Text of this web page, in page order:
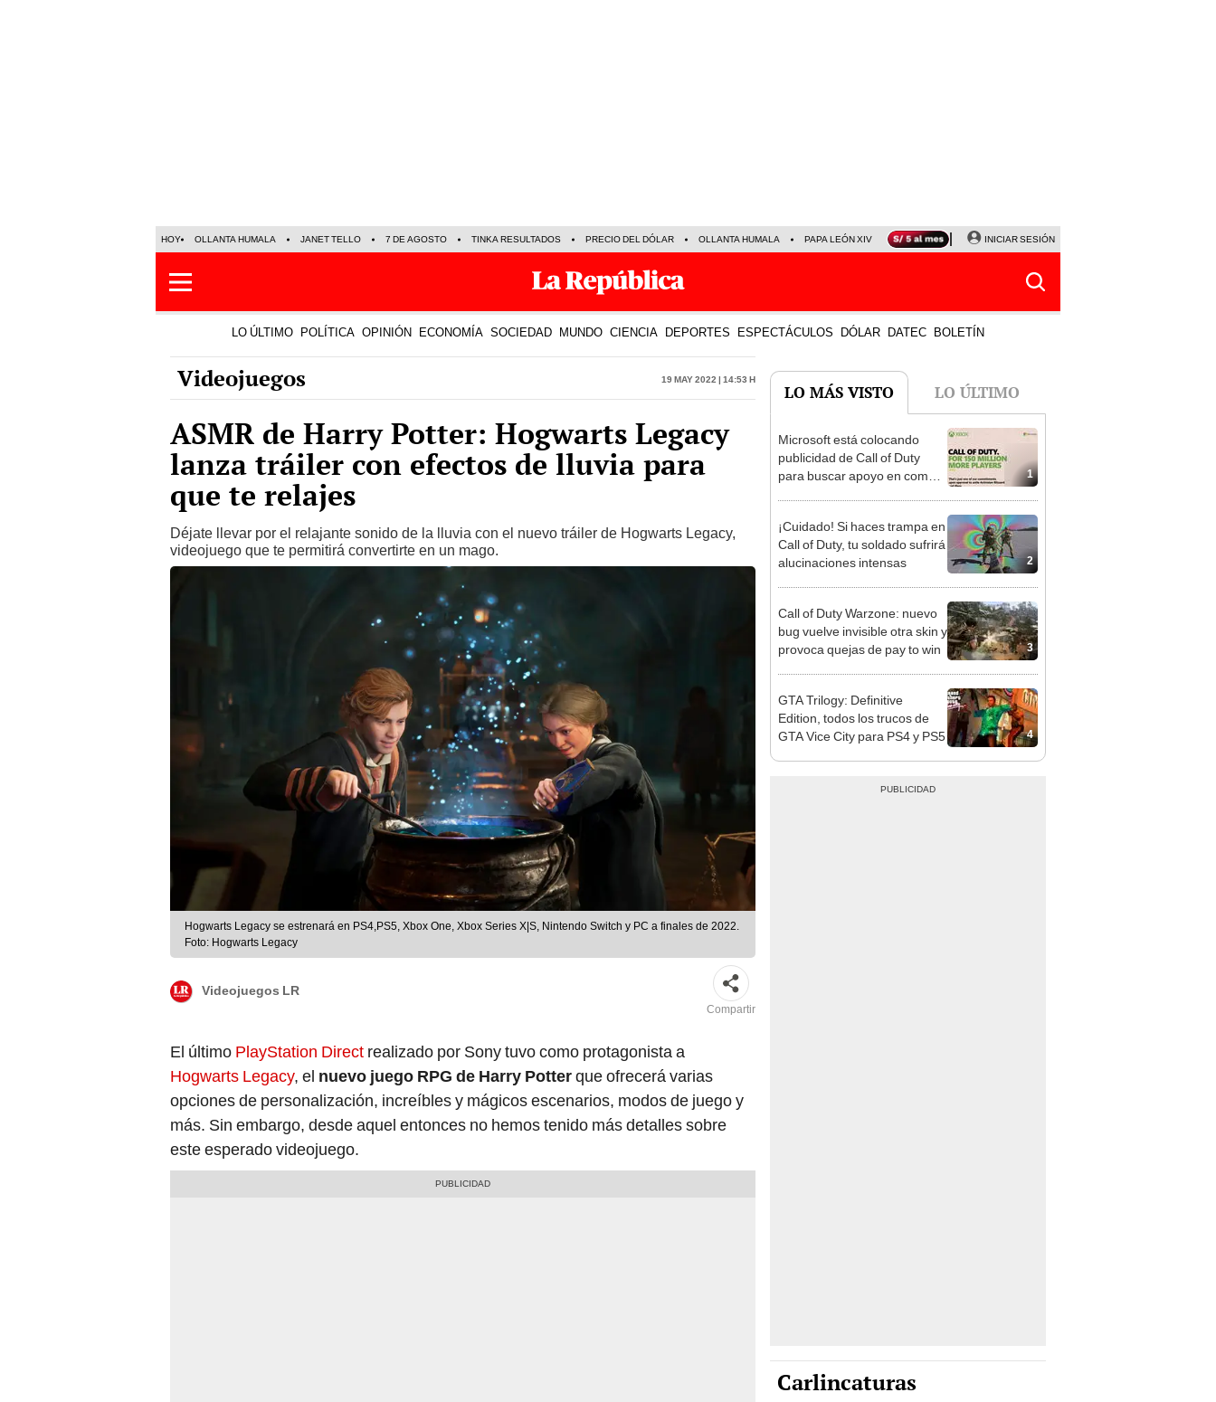
HOY OLLANTA HUMALA JANET TELLO 7 DE AGOSTO TINKA RESULTADOS PRECIO DEL DÓLAR OLLANTA HUMALA PAPA LEÓN XIV NALDY SALDAÑA LA BELLA LUZ
INICIAR SESIÓN
LO ÚLTIMO POLÍTICA OPINIÓN ECONOMÍA SOCIEDAD MUNDO CIENCIA DEPORTES ESPECTÁCULOS DÓLAR DATEC BOLETÍN
Videojuegos 19 May 2022 | 14:53 h
ASMR de Harry Potter: Hogwarts Legacy
lanza tráiler con efectos de lluvia para
que te relajes
Déjate llevar por el relajante sonido de la lluvia con el nuevo tráiler de Hogwarts Legacy,
videojuego que te permitirá convertirte en un mago.
Hogwarts Legacy se estrenará en PS4,PS5, Xbox One, Xbox Series X|S, Nintendo Switch y PC a finales de 2022.
Foto: Hogwarts Legacy
Videojuegos LR
Compartir
El último PlayStation Direct realizado por Sony tuvo como protagonista a
Hogwarts Legacy, el nuevo juego RPG de Harry Potterque ofrecerá varias
opciones de personalización, increíbles y mágicos escenarios, modos de juego y
más. Sin embargo, desde aquel entonces no hemos tenido más detalles sobre
este esperado videojuego.
LO MÁS VISTO LO ÚLTIMO
1
Microsoft está colocando
publicidad de Call of Duty
para buscar apoyo en compra
2
¡Cuidado! Si haces trampa en
Call of Duty, tu soldado sufrirá
alucinaciones intensas
3
Call of Duty Warzone: nuevo
bug vuelve invisible otra skin y
provoca quejas de pay to win
4
GTA Trilogy: Definitive
Edition, todos los trucos de
GTA Vice City para PS4 y PS5
Carlincaturas